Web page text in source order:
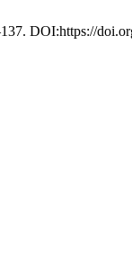
DOI:https://